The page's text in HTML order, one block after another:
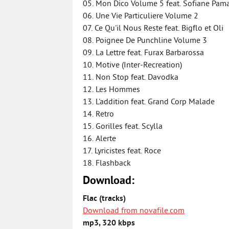
05. Mon Dico Volume 5 feat. Sofiane
06. Une Vie Particuliere Volume 2
07. Ce Qu'il Nous Reste feat. Bigflo et Oli
08. Poignee De Punchline Volume 3
09. La Lettre feat. Furax Barbarossa
10. Motive (Inter-Recreation)
11. Non Stop feat. Davodka
12. Les Hommes
13. L'addition feat. Grand Corp Malade
14. Retro
15. Gorilles feat. Scylla
16. Alerte
17. Lyricistes feat. Roce
18. Flashback
Download:
Flac (tracks)
Download from novafile.com
mp3, 320 kbps